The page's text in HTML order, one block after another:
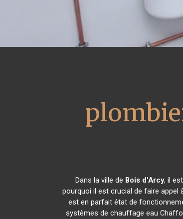
Dans la ville de Bois d'Arcy, il
pourquoi il est crucial de faire appel
est en parfait état de
systèmes de chauffage eau